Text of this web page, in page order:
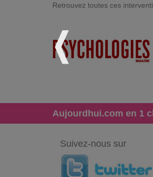
Retrouvez toutes ces
Aujourdhui.com en 1
Suivez-nous sur